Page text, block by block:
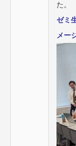
た。
ゼミ
メー